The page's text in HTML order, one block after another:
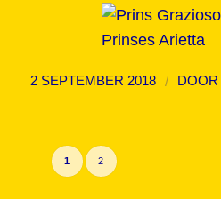
2 SEPTEMBER 2018 / DOOR
1 2